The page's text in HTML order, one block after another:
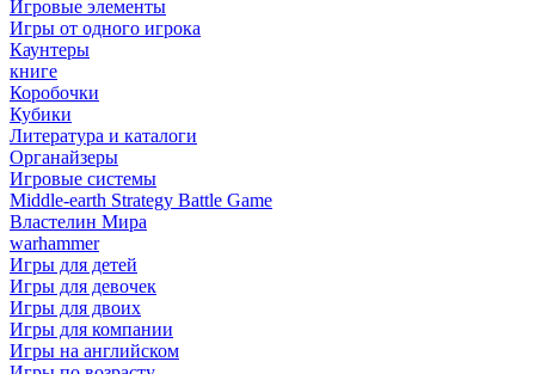
Игровые элементы
Игры от одного игрока
Каунтеры
книге
Коробочки
Кубики
Литература и каталоги
Органайзеры
Игровые системы
Middle-earth Strategy Battle Game
Властелин Мира
warhammer
Игры для детей
Игры для девочек
Игры для двоих
Игры для компании
Игры на английском